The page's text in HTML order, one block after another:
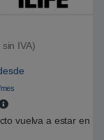
IVA)
vuelva a estar en